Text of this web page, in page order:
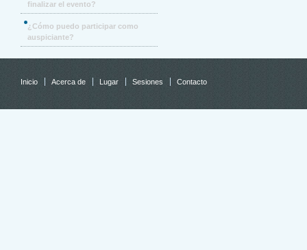
finalizar el evento?
¿Cómo puedo participar como
auspiciante?
Inicio Acerca de Lugar Sesiones Contacto